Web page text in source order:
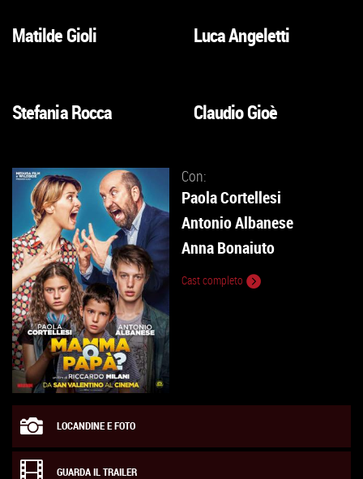
VAI
Matilde Gioli
VAI
Luca Angeletti
VAI
Stefania Rocca
VAI
Claudio Gioè
Con:
Paola Cortellesi
Antonio Albanese
Anna Bonaiuto
Cast completo
LOCANDINE E FOTO
GUARDA IL TRAILER